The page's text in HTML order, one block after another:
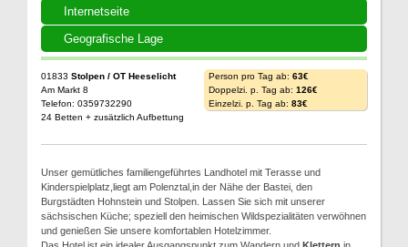
Internetseite
Geografische Lage
01833 Stolpen / OT Heeselicht
Am Markt 8
Telefon: 0359732290
24 Betten + zusätzlich Aufbettung
Person pro Tag ab: 63€
Doppelzi. p. Tag ab: 126€
Einzelzi. p. Tag ab: 83€
Unser gemütliches familiengeführtes Landhotel mit Terasse und
Kinderspielplatz,liegt am Polenztal,in der Nähe der Bastei, den
Burgstädten Hohnstein und Stolpen. Lassen Sie sich mit unserer
sächsischen Küche; speziell den heimischen Wildspezialitäten verwöhnen
und genießen Sie unsere komfortablen Hotelzimmer.